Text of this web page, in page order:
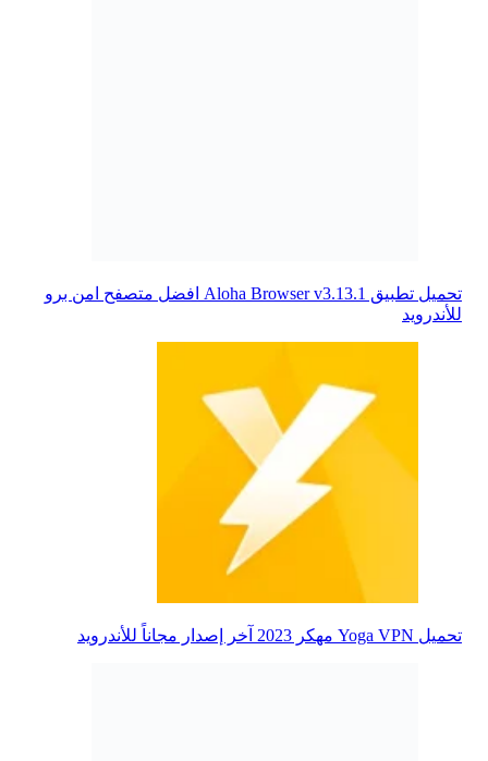
تحميل تطبيق Aloha Browser v3.13.1 افضل متصفح امن برو
للأندرويد
تحميل Yoga VPN مهكر 2023 آخر إصدار مجاناً للأندرويد